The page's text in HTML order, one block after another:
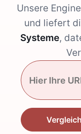
Unsere
und liefert
Systeme,